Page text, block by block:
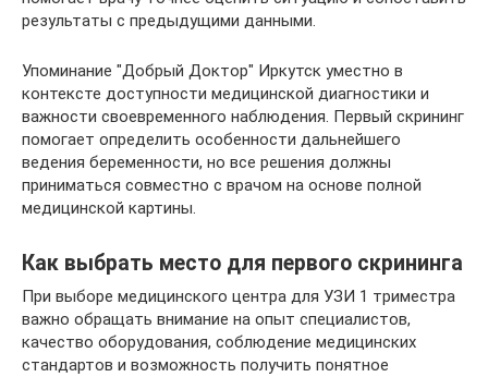
результаты с предыдущими данными.
Упоминание "Добрый Доктор" Иркутск уместно в
контексте доступности медицинской диагностики и
важности своевременного наблюдения. Первый скрининг
помогает определить особенности дальнейшего
ведения беременности, но все решения должны
приниматься совместно с врачом на основе полной
медицинской картины.
Как выбрать место для первого скрининга
При выборе медицинского центра для УЗИ 1 триместра
важно обращать внимание на опыт специалистов,
качество оборудования, соблюдение медицинских
стандартов и возможность получить понятное